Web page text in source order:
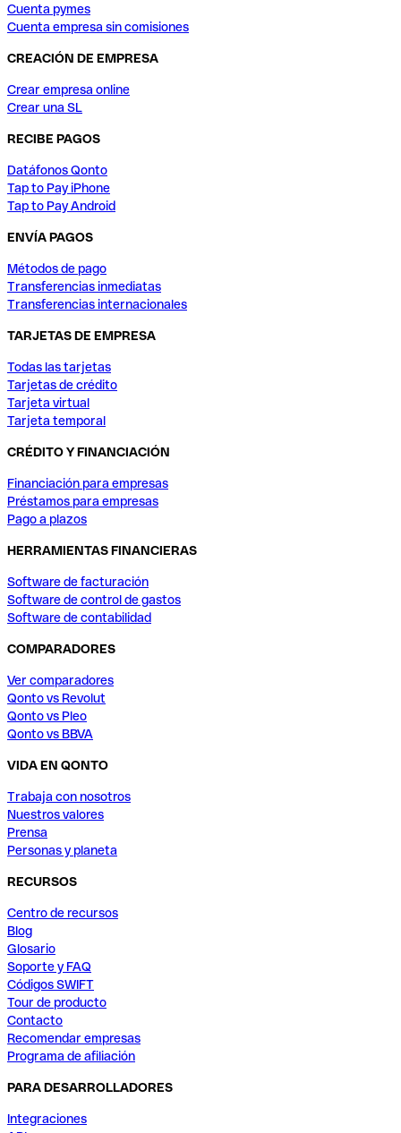
Cuenta pymes
Cuenta empresa sin comisiones
CREACIÓN DE EMPRESA
Crear empresa online
Crear una SL
RECIBE PAGOS
Datáfonos Qonto
Tap to Pay iPhone
Tap to Pay Android
ENVÍA PAGOS
Métodos de pago
Transferencias inmediatas
Transferencias internacionales
TARJETAS DE EMPRESA
Todas las tarjetas
Tarjetas de crédito
Tarjeta virtual
Tarjeta temporal
CRÉDITO Y FINANCIACIÓN
Financiación para empresas
Préstamos para empresas
Pago a plazos
HERRAMIENTAS FINANCIERAS
Software de facturación
Software de control de gastos
Software de contabilidad
COMPARADORES
Ver comparadores
Qonto vs Revolut
Qonto vs Pleo
Qonto vs BBVA
VIDA EN QONTO
Trabaja con nosotros
Nuestros valores
Prensa
Personas y planeta
RECURSOS
Centro de recursos
Blog
Glosario
Soporte y FAQ
Códigos SWIFT
Tour de producto
Contacto
Recomendar empresas
Programa de afiliación
PARA DESARROLLADORES
Integraciones